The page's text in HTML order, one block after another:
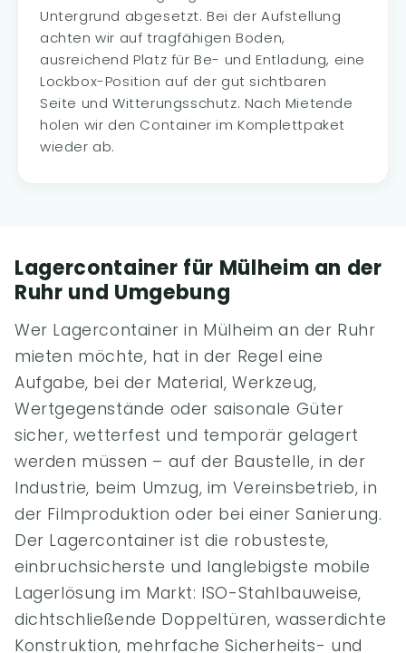
Untergrund abgesetzt. Bei der Aufstellung
achten wir auf tragfähigen Boden,
ausreichend Platz für Be- und Entladung, eine
Lockbox-Position auf der gut sichtbaren
Seite und Witterungsschutz. Nach Mietende
holen wir den Container im Komplettpaket
wieder ab.
Lagercontainer für Mülheim an der
Ruhr und Umgebung
Wer Lagercontainer in Mülheim an der Ruhr
mieten möchte, hat in der Regel eine
Aufgabe, bei der Material, Werkzeug,
Wertgegenstände oder saisonale Güter
sicher, wetterfest und temporär gelagert
werden müssen – auf der Baustelle, in der
Industrie, beim Umzug, im Vereinsbetrieb, in
der Filmproduktion oder bei einer Sanierung.
Der Lagercontainer ist die robusteste,
einbruchsicherste und langlebigste mobile
Lagerlösung im Markt: ISO-Stahlbauweise,
dichtschließende Doppeltüren, wasserdichte
Konstruktion, mehrfache Sicherheits- und